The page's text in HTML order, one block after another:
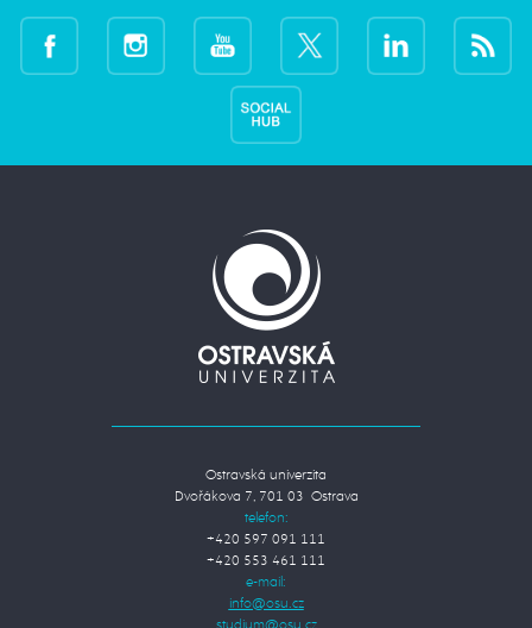
Ostravská univerzita
Dvořákova 7, 701 03 Ostrava
telefon:
+420 597 091 111
+420 553 461 111
e-mail: